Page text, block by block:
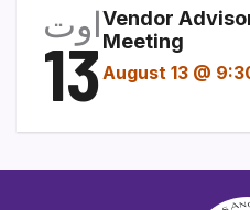
اوت
13
Vendor
Meeting
August 13 @